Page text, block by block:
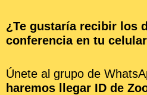
¿Te gustaría recibir los
conferencia en tu
Únete al grupo de
haremos llegar ID de